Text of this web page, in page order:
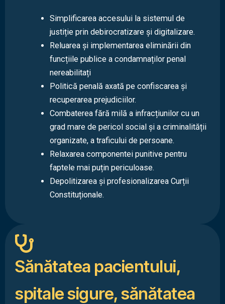
Simplificarea accesului la sistemul de
justiție prin debirocratizare și digitalizare.
Reluarea și implementarea eliminării din
funcțiile publice a condamnaților penal
nereabilitați
Politică penală axată pe confiscarea și
recuperarea prejudiciilor.
Combaterea fără milă a infracțiunilor cu un
grad mare de pericol social și a criminalității
organizate, a traficului de persoane.
Relaxarea componentei punitive pentru
faptele mai puțin periculoase.
Depolitizarea și profesionalizarea Curții
Constituționale.
Sănătatea pacientului,
spitale sigure, sănătatea